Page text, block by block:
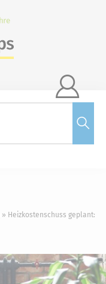

Heizkostenschuss geplant: